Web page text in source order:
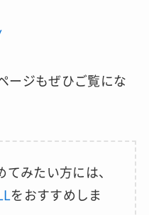
ージもぜひご覧にな
みたい方には、
をおすすめしま